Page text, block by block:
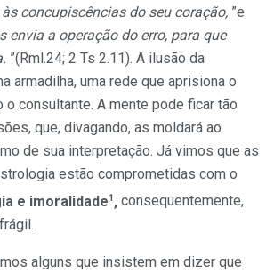
concupiscências do seu coração, ”e
envia a ope­ração do erro, para que
”(Rml.24; 2 Ts 2.11). A ilusão da
armadi­lha, uma rede que aprisiona o
o consultante. A mente pode ficar tão
que, divagando, as moldará ao
de sua interpretação. Já vimos que as
estão comprometidas com o
e imoralidade1 , consequentemente,
alguns que in­sistem em dizer que